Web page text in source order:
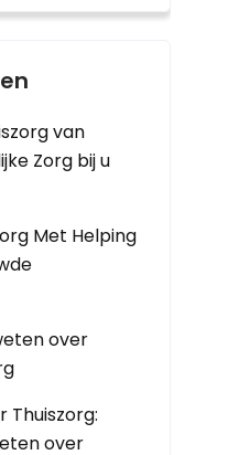
van
Zorg bij u
Met Helping
over
Thuiszorg:
over